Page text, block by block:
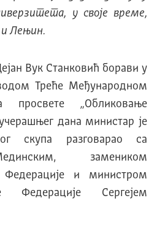
у своје време,
и Лењин.
Вук Станковић борави у
Треће Међународном
просвете „Обликовање
дана министар је
скупа разговарао са
замеником
Федерације и министром
Федерације Сергејем